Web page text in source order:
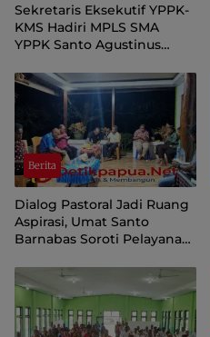
Sekretaris Eksekutif YPPK-
KMS Hadiri MPLS SMA
YPPK Santo Agustinus
Disiplin, dan Kepedulian
Lingkungan
Berita
Dialog Pastoral Jadi Ruang
Aspirasi, Umat Santo
Barnabas Soroti Pelayanan
Menggereja